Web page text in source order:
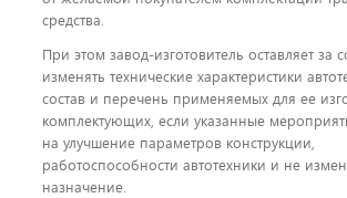
средства.
При этом завод-изготовитель оставляет за
изменять технические характеристики
состав и перечень применяемых для ее
комплектующих, если указанные
на улучшение параметров конструкции,
работоспособности автотехники и не
назначение.